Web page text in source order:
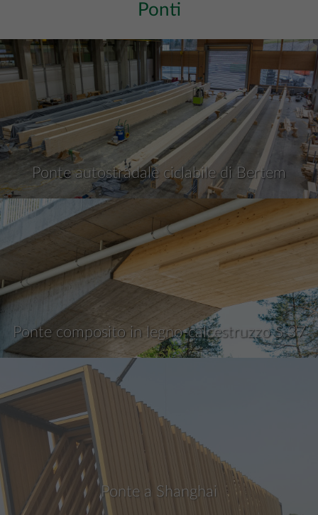
Ponti
Ponte autostradale ciclabile di Bertem
Ponte composito in legno-calcestruzzo S 37
Ponte a Shanghai